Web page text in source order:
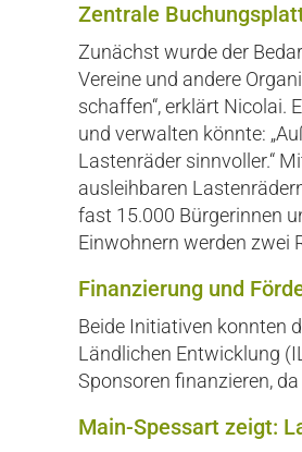
Zentrale
Zunächst wurde der
Vereine und andere
schaffen“, erklärt Nicolai.
und verwalten könnte:
Lastenräder sinnvoller.“
ausleihbaren
fast 15.000 Bürgerinnen
Einwohnern werden zwei
Finanzierung und
Beide Initiativen konnten
Ländlichen Entwicklung
Sponsoren finanzieren,
Main-Spessart zeigt: